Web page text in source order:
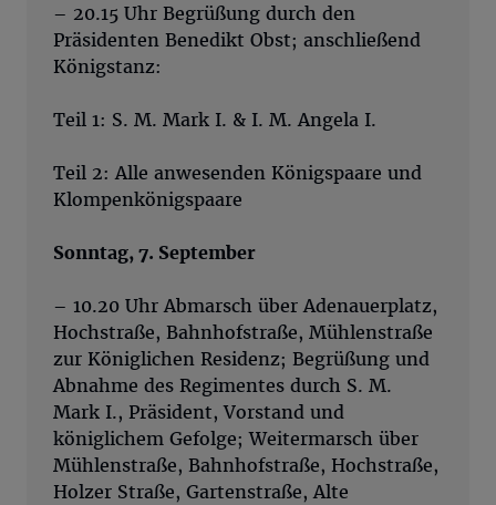
– 20.15 Uhr Begrüßung durch den
Präsidenten Benedikt Obst; anschließend
Königstanz:
Teil 1: S. M. Mark I. & I. M. Angela I.
Teil 2: Alle anwesenden Königspaare und
Klompenkönigspaare
Sonntag, 7. September
– 10.20 Uhr Abmarsch über Adenauerplatz,
Hochstraße, Bahnhofstraße, Mühlenstraße
zur Königlichen Residenz; Begrüßung und
Abnahme des Regimentes durch S. M.
Mark I., Präsident, Vorstand und
königlichem Gefolge; Weitermarsch über
Mühlenstraße, Bahnhofstraße, Hochstraße,
Holzer Straße, Gartenstraße, Alte